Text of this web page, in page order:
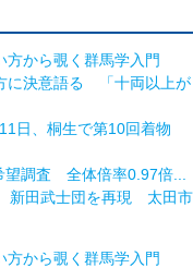
から覗く群馬学入門
に決意語る 「十両以上が
日、桐生で第10回着物
望調査 全体倍率0.97倍...
新田武士団を再現 太田市
から覗く群馬学入門